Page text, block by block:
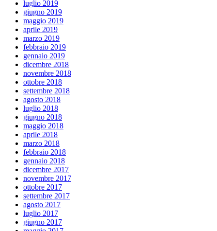
luglio 2019
giugno 2019
maggio 2019
aprile 2019
marzo 2019
febbraio 2019
gennaio 2019
dicembre 2018
novembre 2018
ottobre 2018
settembre 2018
agosto 2018
luglio 2018
giugno 2018
maggio 2018
aprile 2018
marzo 2018
febbraio 2018
gennaio 2018
dicembre 2017
novembre 2017
ottobre 2017
settembre 2017
agosto 2017
luglio 2017
giugno 2017